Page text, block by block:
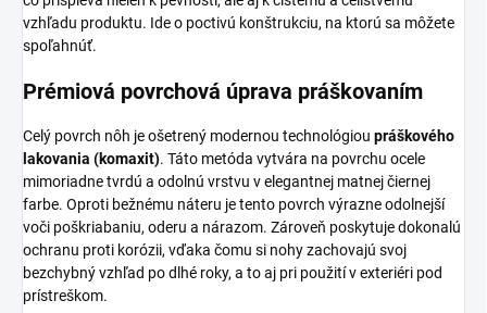
vzhľadu produktu. Ide o poctivú konštrukciu, na ktorú sa môžete
spoľahnúť.
Prémiová povrchová úprava práškovaním
Celý povrch nôh je ošetrený modernou technológiou práškového
lakovania (komaxit). Táto metóda vytvára na povrchu ocele
mimoriadne tvrdú a odolnú vrstvu v elegantnej matnej čiernej
farbe. Oproti bežnému náteru je tento povrch výrazne odolnejší
voči poškriabaniu, oderu a nárazom. Zároveň poskytuje dokonalú
ochranu proti korózii, vďaka čomu si nohy zachovajú svoj
bezchybný vzhľad po dlhé roky, a to aj pri použití v exteriéri pod
prístreškom.